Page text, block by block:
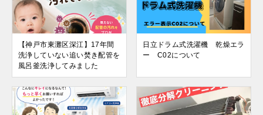
【神戸市東灘区深江】17年間
洗浄していない追い焚き配管を
風呂釜洗浄してみました
日立ドラム式洗濯機 乾燥エラ
ー C02について